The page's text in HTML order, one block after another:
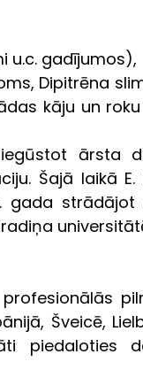
u.c. gadījumos),
Dipitrēna
kāju un
ārsta
Šajā laikā E.
gada
Šveicē,
piedaloties